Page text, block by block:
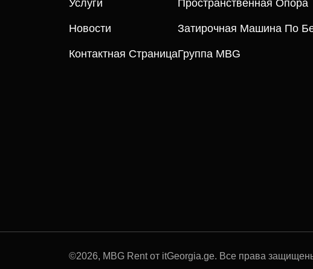
Услуги
Новости
Контактная Страница
Пространственная Опора
Затирочная Машина По
Группа MBG
©2026, MBG Rent от itGeorgia.ge. Все права